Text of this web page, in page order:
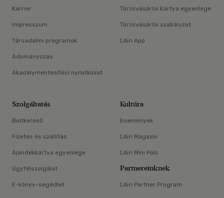
Karrier
Impresszum
Társadalmi programok
Adományozás
Akadálymentesítési nyilatkozat
Törzsvásárlói Kártya egyenlege
Törzsvásárlói szabályzat
Libri App
Szolgáltatás
Boltkereső
Fizetés és szállítás
Ajándékkártya egyenlege
Ügyfélszolgálat
E-könyv-segédlet
Kultúra
Események
Libri Magazin
Libri Mini Polc
Partnereinknek
Libri Partner Program